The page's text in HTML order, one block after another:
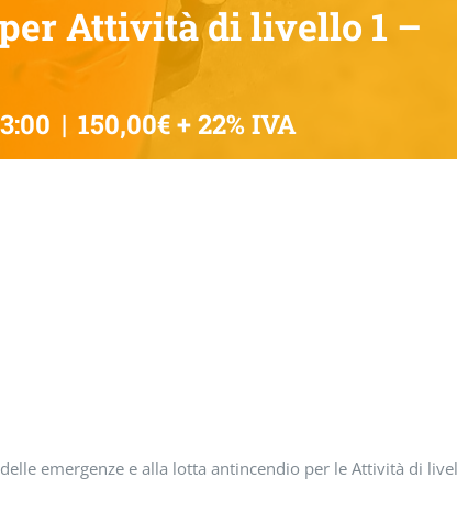
Attività di livello 1 –
| 150,00€ + 22% IVA
emergenze e alla lotta antincendio per le Attività di